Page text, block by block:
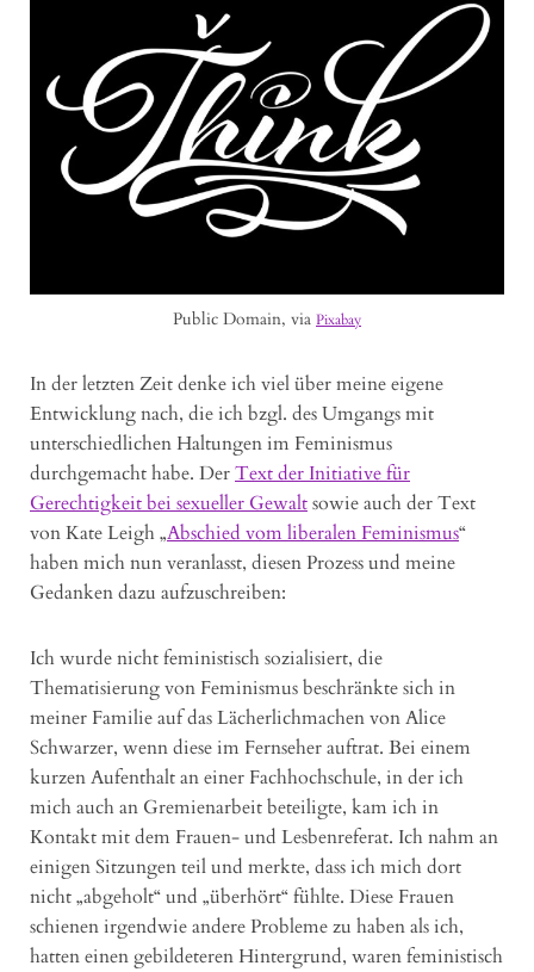
Public Domain, via Pixabay
In der letzten Zeit denke ich viel über meine eigene
Entwicklung nach, die ich bzgl. des Umgangs mit
unterschiedlichen Haltungen im Feminismus
durchgemacht habe. DerText der Initiative für
Gerechtigkeit bei sexueller Gewaltsowie auch der Text
von Kate Leigh „Abschied vom liberalen Feminismus“
haben mich nun veranlasst, diesen Prozess und meine
Gedanken dazu aufzuschreiben:
Ich wurde nicht feministisch sozialisiert, die
Thematisierung von Feminismus beschränkte sich in
meiner Familie auf das Lächerlichmachen von Alice
Schwarzer, wenn diese im Fernseher auftrat. Bei einem
kurzen Aufenthalt an einer Fachhochschule, in der ich
mich auch an Gremienarbeit beteiligte, kam ich in
Kontakt mit dem Frauen- und Lesbenreferat. Ich nahm an
einigen Sitzungen teil und merkte, dass ich mich dort
nicht „abgeholt“ und „überhört“ fühlte. Diese Frauen
schienen irgendwie andere Probleme zu haben als ich,
hatten einen gebildeteren Hintergrund, waren feministisch